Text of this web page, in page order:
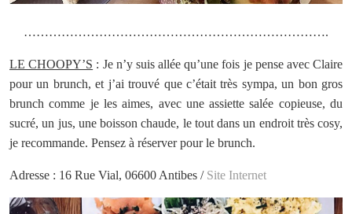
……………………………………………………………….
LE CHOOPY’S : Je n’y suis allée qu’une fois je pense avec Claire
pour un brunch, et j’ai trouvé que c’était très sympa, un bon gros
brunch comme je les aimes, avec une assiette salée copieuse, du
sucré, un jus, une boisson chaude, le tout dans un endroit très cosy,
je recommande. Pensez à réserver pour le brunch.
Adresse : 16 Rue Vial, 06600 Antibes / Site Internet